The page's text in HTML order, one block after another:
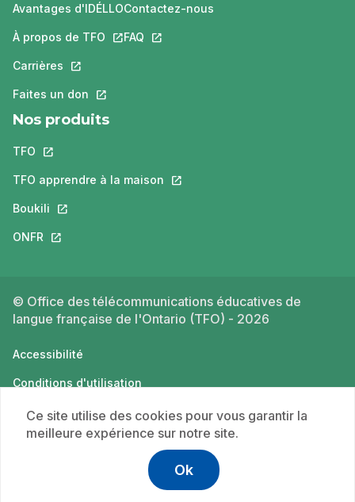
Avantages d'IDÉLLO
À propos de TFO Ce lien s'ouvrira dans un nouvel onglet.
Carrières Ce lien s'ouvrira dans un nouvel onglet.
Faites un don Ce lien s'ouvrira dans un nouvel onglet.
Contactez-nous
FAQ Ce lien s'ouvrira dans un nouvel
Nos produits
TFO Ce lien s'ouvrira dans un nouvel onglet.
TFO apprendre à la maison Ce lien s'ouvrira dans un nouvel
Boukili Ce lien s'ouvrira dans un nouvel onglet.
ONFR Ce lien s'ouvrira dans un nouvel onglet.
© Office des télécommunications éducatives de
langue française de l'Ontario (TFO) - 2026
Accessibilité
Conditions d'utilisation
Politique de confidentialité
Ce site utilise des cookies pour vous garantir la
meilleure expérience sur notre site.
Ok